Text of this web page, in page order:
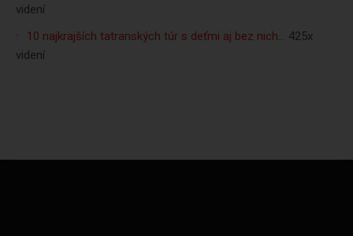
videní
10 najkrajších tatranských túr s deťmi aj bez nich… 425x
videní